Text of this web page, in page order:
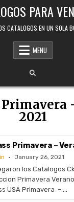
PARA
CATALOGOS EN UN SOLA
MENU
Primavera
2021
Primavera –
January 26, 2021
los Catalogos
Primavera
USA Primavera – …